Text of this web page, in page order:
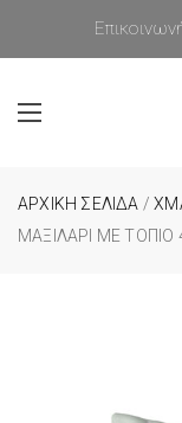
ΑΡΧΙΚΉ ΣΕΛΊΔΑ /
ΜΑΞΙΛΆΡΙ ΜΕ ΤΟΠΊΟ